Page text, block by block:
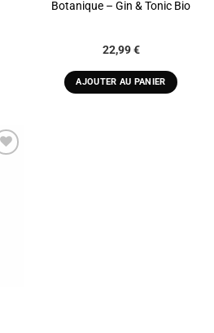
Botanique – Gin & Tonic Bio
22,99€
AJOUTER AU PANIER